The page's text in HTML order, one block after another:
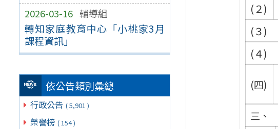
2026-03-16 輔導組
轉知家庭教育中心「小桃家3月
課程資訊」
依公告類別彙總
行政公告 ( 5,901 )
榮譽榜 ( 154 )
(２)
(３)
(４)
(四)
三、